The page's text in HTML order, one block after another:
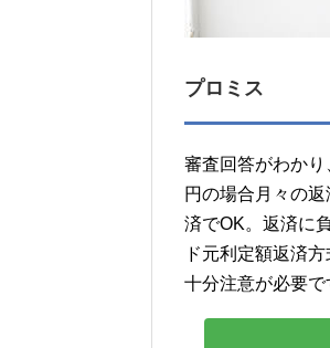
プロミス
審査回答がわか
円の場合月々の
済でOK。返済に
ド元利定額返済
十分注意が必要で